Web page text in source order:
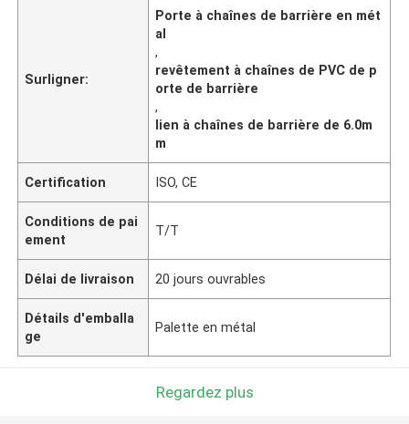
Surligner:
Porte à chaînes de barrière en mét
al
,
revêtement à chaînes de PVC de p
orte de barrière
,
lien à chaînes de barrière de 6.0m
m
Certification ISO, CE
Conditions de pai
ement
T/T
Délai de livraison 20 jours ouvrables
Détails d'emballa
ge
Palette en métal
Regardez plus